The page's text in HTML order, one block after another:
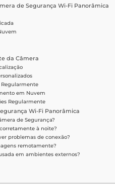
de Segurança Wi-Fi Panorâmica
da Câmera
Regularmente
em Nuvem
Regularmente
Wi-Fi Panorâmica
de Segurança?
à noite?
problemas de conexão?
remotamente?
em ambientes externos?